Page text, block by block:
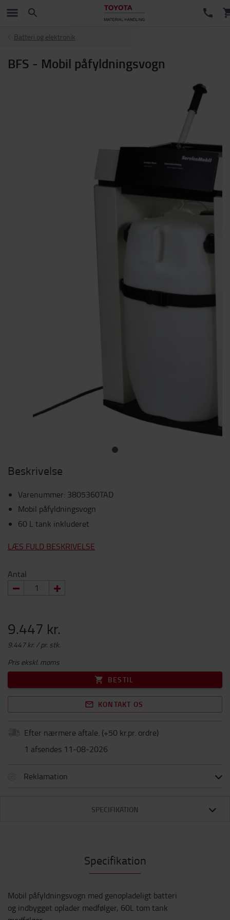
Batteri og elektronik
BFS - Mobil påfyldningsvogn
Beskrivelse
Varenummer: 3805360TAD
Mobil påfyldningsvogn
60 L tank inkluderet
LÆS FULD BESKRIVELSE
Antal
9.447 kr.
9.447 kr. / pr. stk.
Pris ekskl. moms
BESTIL
KONTAKT OS
Efter nærmere aftale. (+50 kr.pr. ordre)
1 afsendes 11-08-2026
Reklamation
SPECIFIKATION
Specifikation
Mobil påfyldningsvogn med genopladeligt batteri
og indbygget oplader medfølger, 60L tom tank